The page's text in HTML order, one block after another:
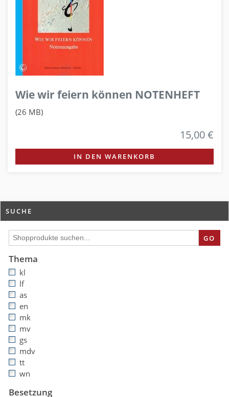
Wie wir feiern können NOTENHEFT
(26 MB)
15,00 €
IN DEN WARENKORB
SUCHE
GO
Thema
kl
lf
as
en
mk
mv
gs
mdv
tt
wn
Besetzung